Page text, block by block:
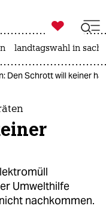

taz zahl ich
landtagswahl in
Den Schrott will keiner
Umwelthilfe
nachkommen.